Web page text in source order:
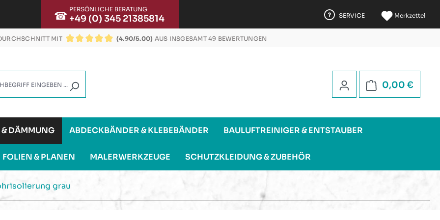
☎ PERSÖNLICHE BERATUNG
+49 (0) 345 21385814 SERVICE Merkzettel
MIT
(4.90/5.00) AUS INSGESAMT 49 BEWERTUNGEN
0,00 €
DÄMMUNG ABDECKBÄNDER & KLEBEBÄNDER BAULUFTREINIGER & ENTSTAUBER
FOLIEN & PLANEN MALERWERKZEUGE SCHUTZKLEIDUNG & ZUBEHÖR
grau